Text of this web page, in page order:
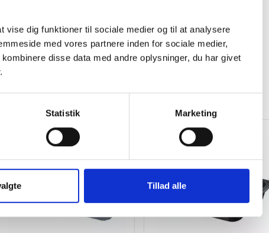
vise dig funktioner til sociale medier og til at analysere
med vores partnere inden for sociale medier,
disse data med andre oplysninger, du har givet
Statistik Marketing
Tillad alle
Gratis levering